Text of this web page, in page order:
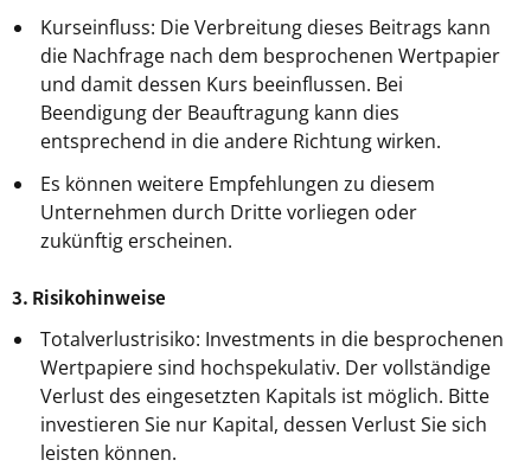
Kurseinfluss: Die Verbreitung dieses Beitrags kann
die Nachfrage nach dem besprochenen Wertpapier
und damit dessen Kurs beeinflussen. Bei
Beendigung der Beauftragung kann dies
entsprechend in die andere Richtung wirken.
Es können weitere Empfehlungen zu diesem
Unternehmen durch Dritte vorliegen oder
zukünftig erscheinen.
3. Risikohinweise
Totalverlustrisiko: Investments in die besprochenen
Wertpapiere sind hochspekulativ. Der vollständige
Verlust des eingesetzten Kapitals ist möglich. Bitte
investieren Sie nur Kapital, dessen Verlust Sie sich
leisten können.